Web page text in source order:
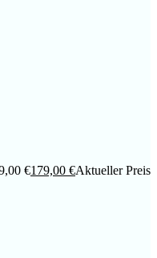
€179,00 €Aktueller Preis